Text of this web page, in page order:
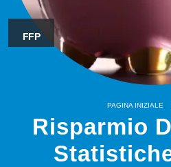
FFP
PAGINA INIZIALE
Risparmio